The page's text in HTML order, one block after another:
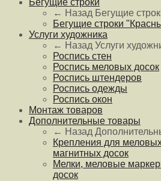
Бегущие строки
← Назад Бегущие
Бегущие строки
Услуги художника
← Назад Услуги
Роспись стен
Роспись меловых досок
Роспись штендеров
Роспись одежды
Роспись окон
Монтаж товаров
Дополнительные товары
← Назад
Крепления для
магнитных досок
Мелки, меловые
досок